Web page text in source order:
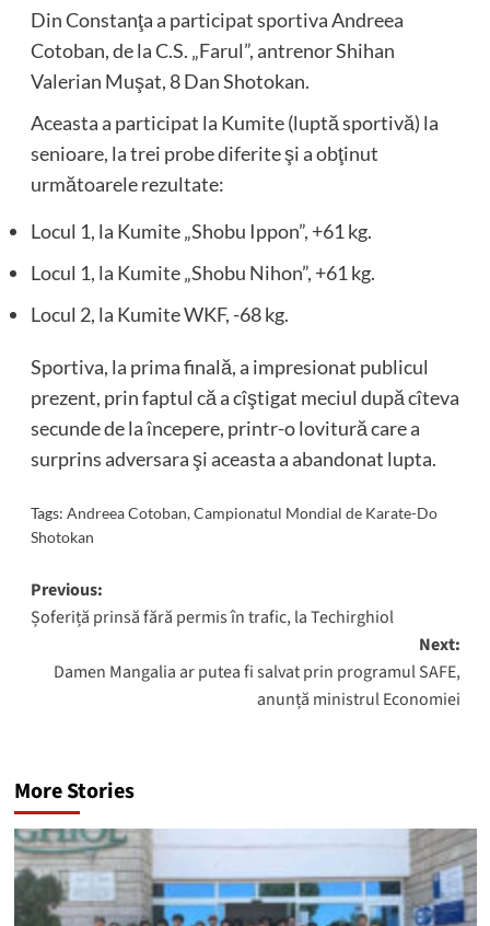
Din Constanţa a participat sportiva Andreea
Cotoban, de la C.S. „Farul”, antrenor Shihan
Valerian Muşat, 8 Dan Shotokan.
Aceasta a participat la Kumite (luptă sportivă) la
senioare, la trei probe diferite şi a obţinut
următoarele rezultate:
Locul 1, la Kumite „Shobu Ippon”, +61 kg.
Locul 1, la Kumite „Shobu Nihon”, +61 kg.
Locul 2, la Kumite WKF, -68 kg.
Sportiva, la prima finală, a impresionat publicul
prezent, prin faptul că a cîştigat meciul după cîteva
secunde de la începere, printr-o lovitură care a
surprins adversara şi aceasta a abandonat lupta.
Tags: Andreea Cotoban,Campionatul Mondial de Karate-Do
Shotokan
Post
navigation
Previous:
Șoferiță prinsă fără permis în trafic, la Techirghiol
Next:
Damen Mangalia ar putea fi salvat prin programul SAFE,
anunță ministrul Economiei
More Stories